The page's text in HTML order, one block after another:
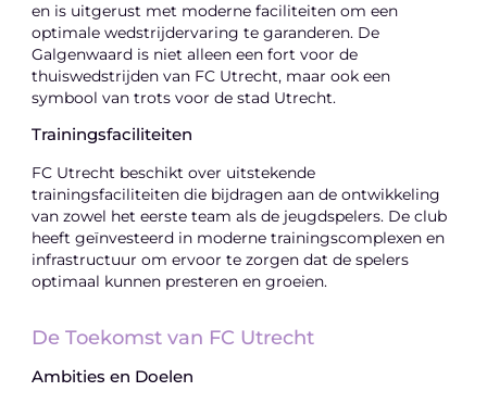
en is uitgerust met moderne faciliteiten om een
optimale wedstrijdervaring te garanderen. De
Galgenwaard is niet alleen een fort voor de
thuiswedstrijden van FC Utrecht, maar ook een
symbool van trots voor de stad Utrecht.
Trainingsfaciliteiten
FC Utrecht beschikt over uitstekende
trainingsfaciliteiten die bijdragen aan de ontwikkeling
van zowel het eerste team als de jeugdspelers. De club
heeft geïnvesteerd in moderne trainingscomplexen en
infrastructuur om ervoor te zorgen dat de spelers
optimaal kunnen presteren en groeien.
De Toekomst van FC Utrecht
Ambities en Doelen